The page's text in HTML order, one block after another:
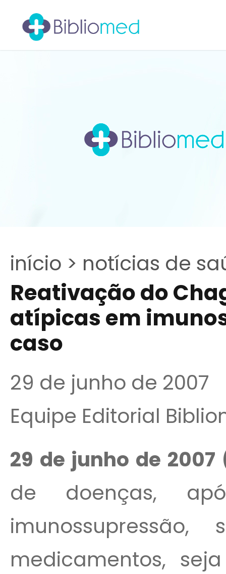
início > notícias de
Reativação do
atípicas em
caso
29 de junho de 2007
Equipe Editorial
29 de junho de
de doenças,
medicamentos,